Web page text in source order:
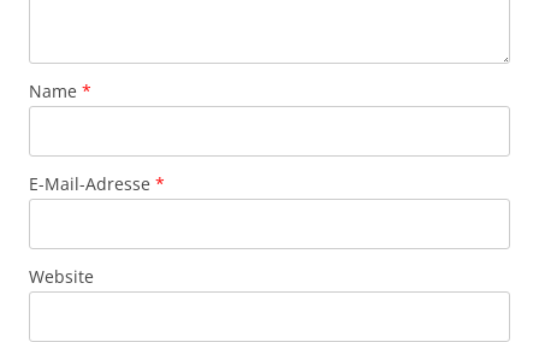
Name *
E-Mail-Adresse *
Website